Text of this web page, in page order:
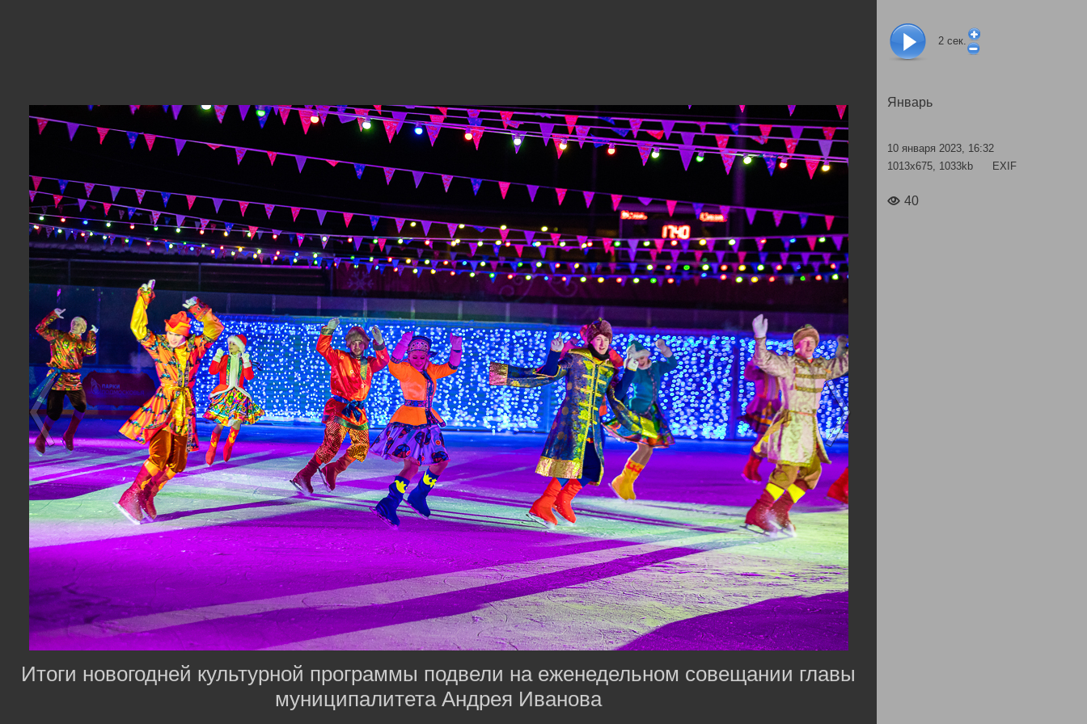
2 сек.
Январь
10 января 2023, 16:32
1013x675, 1033kb
EXIF
40
Итоги новогодней культурной программы подвели на еженедельном совещании главы
муниципалитета Андрея Иванова